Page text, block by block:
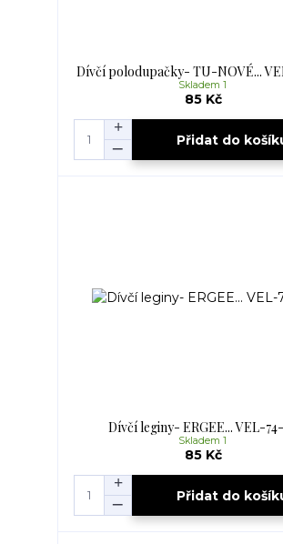
Dívčí polodupačky- TU-NOVÉ...
85 Kč
Skladem 1
Přidat do
Dívčí leginy- ERGEE... VEL-
85 Kč
Skladem 1
Přidat do